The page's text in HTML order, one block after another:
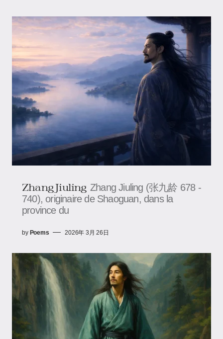
Zhang Jiuling Zhang Jiuling (张九龄 678 -
740), originaire de Shaoguan, dans la
province du
by Poems 2026年 3月 26日